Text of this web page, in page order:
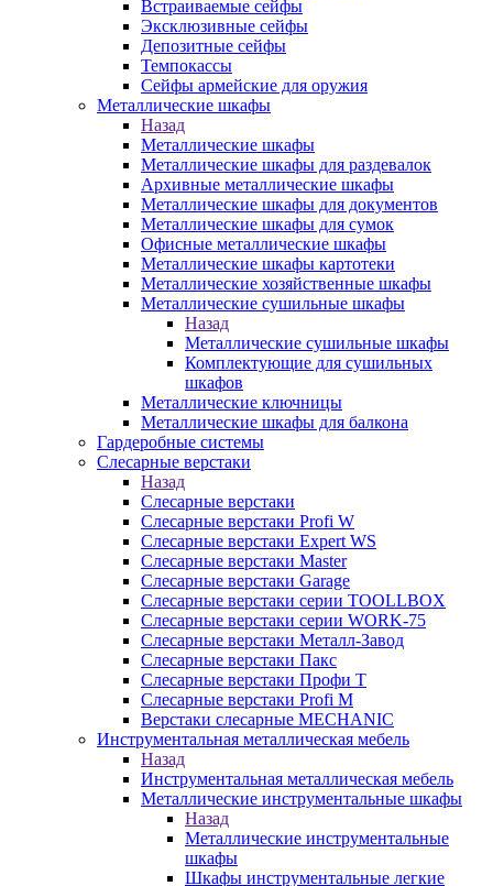
Встраиваемые сейфы
Эксклюзивные сейфы
Депозитные сейфы
Темпокассы
Сейфы армейские для оружия
Металлические шкафы
Назад
Металлические шкафы
Металлические шкафы для раздевалок
Архивные металлические шкафы
Металлические шкафы для документов
Металлические шкафы для сумок
Офисные металлические шкафы
Металлические шкафы картотеки
Металлические хозяйственные шкафы
Металлические сушильные шкафы
Назад
Металлические сушильные шкафы
Комплектующие для сушильных
шкафов
Металлические ключницы
Металлические шкафы для балкона
Гардеробные системы
Слесарные верстаки
Назад
Слесарные верстаки
Слесарные верстаки Profi W
Слесарные верстаки Expert WS
Слесарные верстаки Master
Слесарные верстаки Garage
Слесарные верстаки серии TOOLLBOX
Слесарные верстаки серии WORK-75
Слесарные верстаки Металл-Завод
Слесарные верстаки Пакс
Слесарные верстаки Профи Т
Слесарные верстаки Profi M
Верстаки слесарные MECHANIC
Инструментальная металлическая мебель
Назад
Инструментальная металлическая мебель
Металлические инструментальные шкафы
Назад
Металлические инструментальные
шкафы
Шкафы инструментальные легкие